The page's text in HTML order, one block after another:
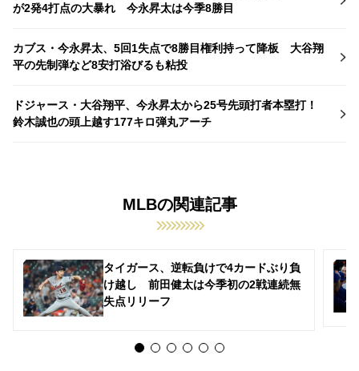
が2発4打点の大暴れ 今永昇太は今季8勝目
カブス・今永昇太、5回1失点で8勝目権利持って降板 大谷翔
平の先制弾など8安打浴びるも粘投
ドジャース・大谷翔平、今永昇太から25号先頭打者本塁打！
鈴木誠也の頭上越す177キロ弾丸アーチ
MLBの関連記事
タイガース、逆転負けで4カードぶり負
け越し 前田健太は今季初の2戦連続無
失点リリーフ